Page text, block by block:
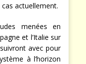
actuellement.
menées en
et l’Italie sur
avec pour
à l’horizon